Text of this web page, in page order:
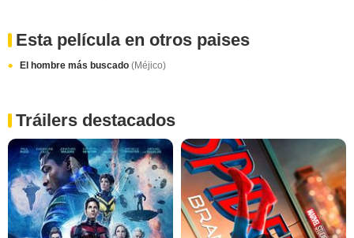
Esta película en otros paises
El hombre más buscado (Méjico)
Tráilers destacados